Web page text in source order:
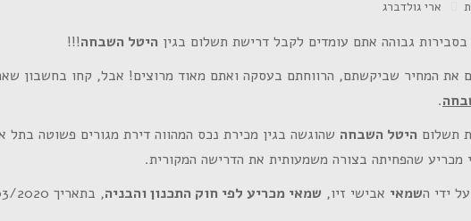
ארי גולדברג
גבוהה אתם עומדים לקבל דרישת תשלום בגין היטל השבחה!!!
את המחיר שביקשתם, הרווחתם בעסקה ואתם מאוד מרוצים! אבל, קחו בחשבון
.
תשלום היטל השבחה שהוגשה בגין מכירת נכס המהווה דירת מגורים פשוטה בתל
שהפחיתה בצורה משמעותית את הדרישה המקורית.
ידי השמאי אבישי זיו, שמאי מכריע לפי חוק התכנון והבניה, בתאריך 01/03/2020.